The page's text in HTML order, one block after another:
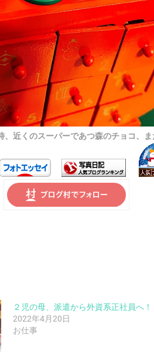
、近くのスーパーであつ森のチョコ、ま
２児の母、派遣から外資系正社員へ！
2022年4月20日
お仕事